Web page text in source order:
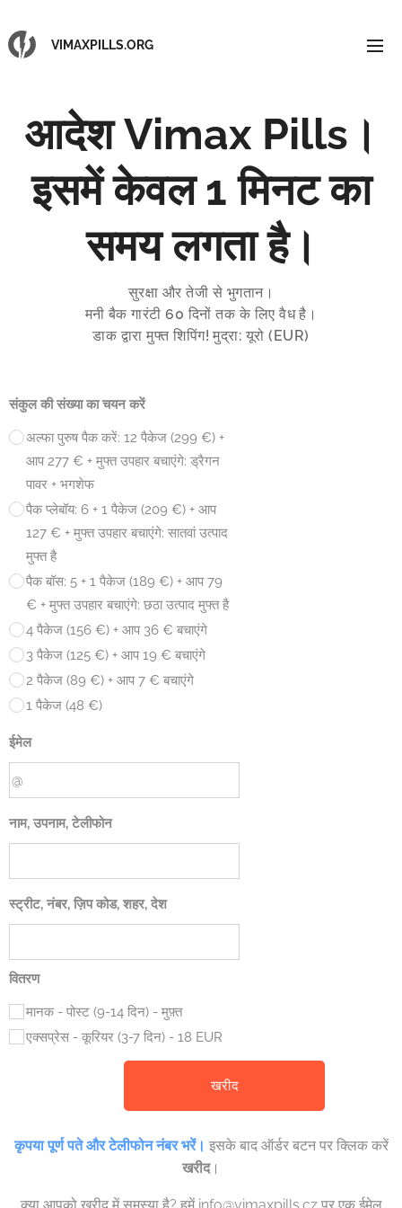
VIMAXPILLS.ORG
आदेश Vimax Pills।
इसमें केवल 1 मिनट का
समय लगता है।
सुरक्षा और तेजी से भुगतान।
मनी बैक गारंटी 60 दिनों तक के लिए वैध है।
डाक द्वारा मुफ्त शिपिंग! मुद्रा: यूरो (EUR)
संकुल की संख्या का चयन करें
अल्फा पुरुष पैक करें: 12 पैकेज (299 €) +
आप 277 € + मुफ्त उपहार बचाएंगे: ड्रैगन
पावर + भगशेफ
पैक प्लेबॉय: 6 + 1 पैकेज (209 €) + आप
127 € + मुफ्त उपहार बचाएंगे: सातवां उत्पाद
मुफ्त है
पैक बॉस: 5 + 1 पैकेज (189 €) + आप 79
€ + मुफ्त उपहार बचाएंगे: छठा उत्पाद मुफ्त है
4 पैकेज (156 €) + आप 36 € बचाएंगे
3 पैकेज (125 €) + आप 19 € बचाएंगे
2 पैकेज (89 €) + आप 7 € बचाएंगे
1 पैकेज (48 €)
ईमेल
नाम, उपनाम, टेलीफोन
स्ट्रीट, नंबर, ज़िप कोड, शहर, देश
वितरण
मानक - पोस्ट (9-14 दिन) - मुफ़्त
एक्सप्रेस - कूरियर (3-7 दिन) - 18 EUR
खरीद
कृपया पूर्ण पते और टेलीफोन नंबर भरें। इसके बाद ऑर्डर बटन पर क्लिक करें
खरीद।